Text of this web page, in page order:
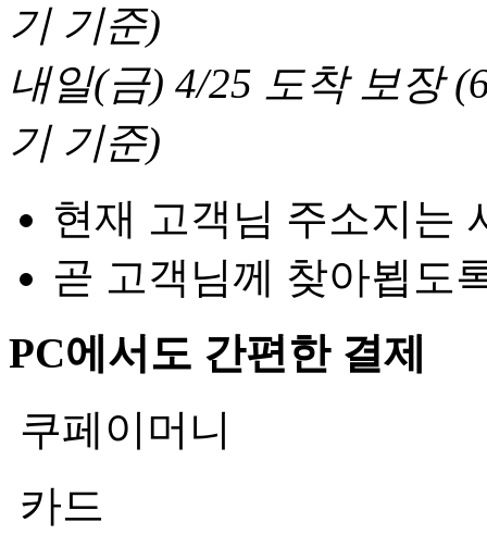
기 기준)
내일(금) 4/25 도착 보장(
기 기준)
현재 고객님 주소지는
곧 고객님께 찾아뵙도
PC에서도 간편한 결제
쿠페이머니
카드